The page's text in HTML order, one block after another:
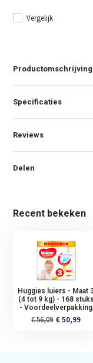
Vergelijk
Productomschrijving
Specificaties
Reviews
Delen
Recent bekeken
Huggies luiers - Maat
(4 tot 9 kg) - 168 stuks
- Voordeelverpakking
€ 56,09 € 50,99